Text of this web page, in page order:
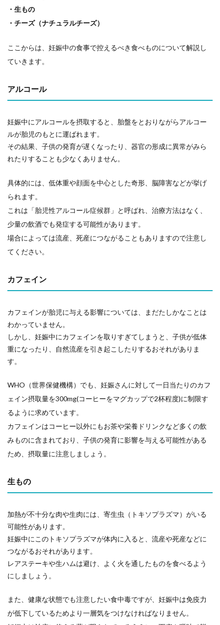
・生もの
・チーズ（ナチュラルチーズ）
ここからは、妊娠中の食事で控えるべき食べものについて解説し
ていきます。
アルコール
妊娠中にアルコールを摂取すると、胎盤をとおりながらアルコー
ルが胎児のもとに運ばれます。
その結果、子供の発育が遅くなったり、器官の形成に異常がみら
れたりすることも少なくありません。
具体的には、低体重や顔面を中心とした奇形、脳障害などが挙げ
られます。
これは「胎児性アルコール症候群」と呼ばれ、治療方法はなく、
少量の飲酒でも発症する可能性があります。
場合によっては流産、死産につながることもありますので注意し
てください。
カフェイン
カフェインが胎児に与える影響については、まだたしかなことは
わかっていません。
しかし、妊娠中にカフェインを取りすぎてしまうと、子供が低体
重になったり、自然流産を引き起こしたりするおそれがありま
す。
WHO（世界保健機構）でも、妊娠さんに対して一日当たりのカフ
ェイン摂取量を300mg(コーヒーをマグカップで2杯程度)に制限す
るように求めています。
カフェインはコーヒー以外にもお茶や栄養ドリンクなど多くの飲
みものに含まれており、子供の発育に影響を与える可能性がある
ため、摂取量に注意しましょう。
生もの
加熱が不十分な肉や生肉には、寄生虫（トキソプラズマ）がいる
可能性があります。
妊娠中にこのトキソプラズマが体内に入ると、流産や死産などに
つながるおそれがあります。
レアステーキや生ハムは避け、よく火を通したものを食べるよう
にしましょう。
また、健康な状態でも注意したい食中毒ですが、妊娠中は免疫力
が低下しているためより一層気をつけなければなりません。